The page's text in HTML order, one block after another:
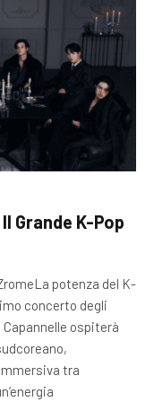
Grande K-Pop
potenza del K-
concerto degli
Capannelle ospiterà
tra